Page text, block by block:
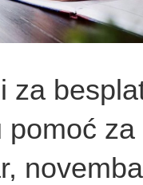
za
pomoć za